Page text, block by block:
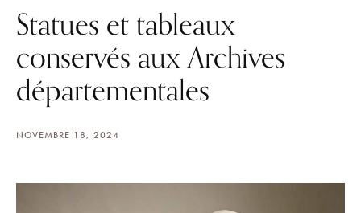
Statues et tableaux
conservés aux Archives
départementales
NOVEMBRE 18, 2024